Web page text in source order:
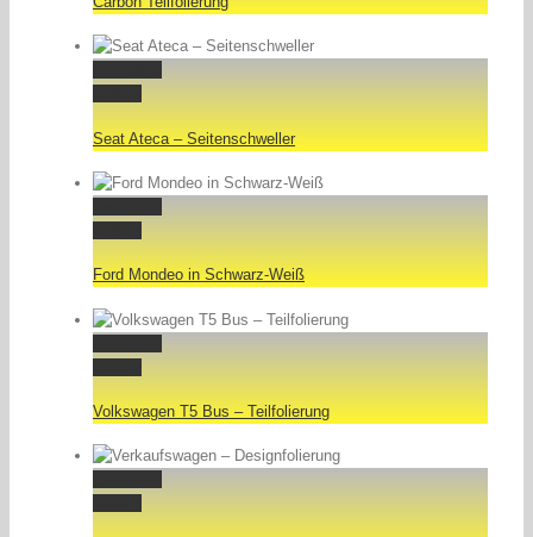
Seat Ateca – Seitenschweller
Ford Mondeo in Schwarz-Weiß
Volkswagen T5 Bus – Teilfolierung